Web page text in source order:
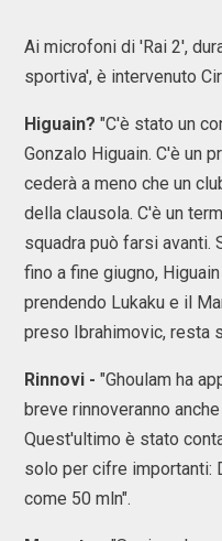
Ai microfoni di 'Rai 2',
sportiva', è intervenuto
Higuain? "C'è stato un
Gonzalo Higuain. C'è un
cederà a meno che un
della clausola. C'è un
squadra può farsi avanti.
fino a fine giugno,
prendendo Lukaku e il
preso Ibrahimovic, resta
Rinnovi - "Ghoulam ha
breve rinnoveranno
Quest'ultimo è stato
solo per cifre importanti:
come 50 mln".